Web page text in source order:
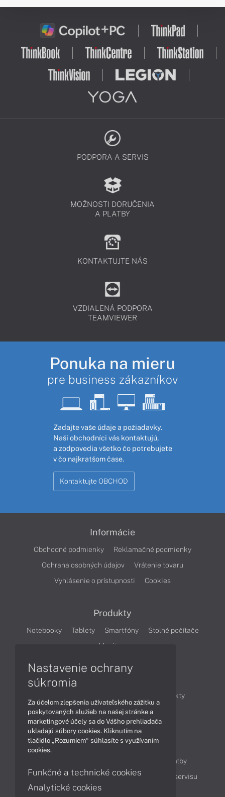
PODPORA A SERVIS
MOŽNOSTI DORUČENIA
A PLATBY
KONTAKTUJTE NÁS
VZDIALENÁ PODPORA
TEAMVIEWER
Ponuka na mieru
pre business zákazníkov
Zadajte vaše údaje a požiadavky.
Naši obchodníci vás kontaktujú,
a zodpovedia všetko čo potrebujete
v čo najkratšom čase.
Kontaktujte OBCHOD
Informácie
Obchodné podmienky
Reklamačné podmienky
Ochrana osobných údajov
Vrátenie tovaru
Vyhlásenie o prístupnosti
Cookies
Produkty
Notebooky Tablety Smartfóny
Stolné počítače
Monitory
Produkty
Technológie
Videá
Obsah
Možnosti doručenia a platby
Podpora a servis
Servisné služby Cenník servisu
Nastavenie ochrany
súkromia
Za účelom zlepšenia užívateľského zážitku a
poskytovaných služieb na našej stránke a
marketingové účely sa do Vášho prehliadača
ukladajú súbory cookies. Kliknutím na
tlačidlo „Rozumiem“ súhlasíte s využívaním
cookies.
Funkčné a technické cookies
Analytické cookies